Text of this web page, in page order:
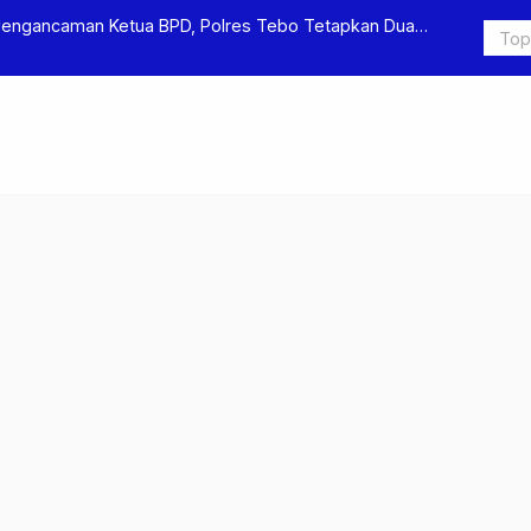
Ketua BPD, Polres Tebo Tetapkan Dua
Polres